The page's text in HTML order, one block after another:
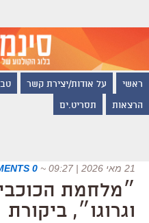
ראשי על אודות/יצירת קשר
הרצאות תסריט.ים
21 מאי 2026 | 09:27 ~
0 COMMENTS
״מלחמת
וגרוגו״, ביקורת